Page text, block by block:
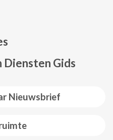
Nieuwsbrief
Diensten Gids